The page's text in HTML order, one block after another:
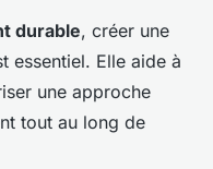
durable, créer une
essentiel. Elle aide à
une approche
tout au long de